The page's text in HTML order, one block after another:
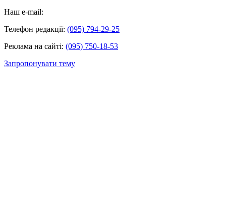
Наш e-mail:
Телефон редакції: (095) 794-29-25
Реклама на сайті: (095) 750-18-53
Запропонувати тему